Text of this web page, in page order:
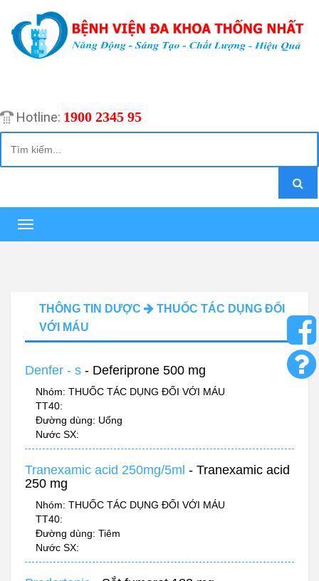
Hotline: 1900 2345 95
Toggle
navigation
THÔNG TIN DƯỢC
THUỐC TÁC DỤNG ĐỐI
VỚI MÁU
Denfer - s - Deferiprone 500 mg
Nhóm: THUỐC TÁC DỤNG ĐỐI VỚI MÁU
TT40:
Đường dùng: Uống
Nước SX:
Tranexamic acid 250mg/5ml - Tranexamic acid
250 mg
Nhóm: THUỐC TÁC DỤNG ĐỐI VỚI MÁU
TT40:
Đường dùng: Tiêm
Nước SX: